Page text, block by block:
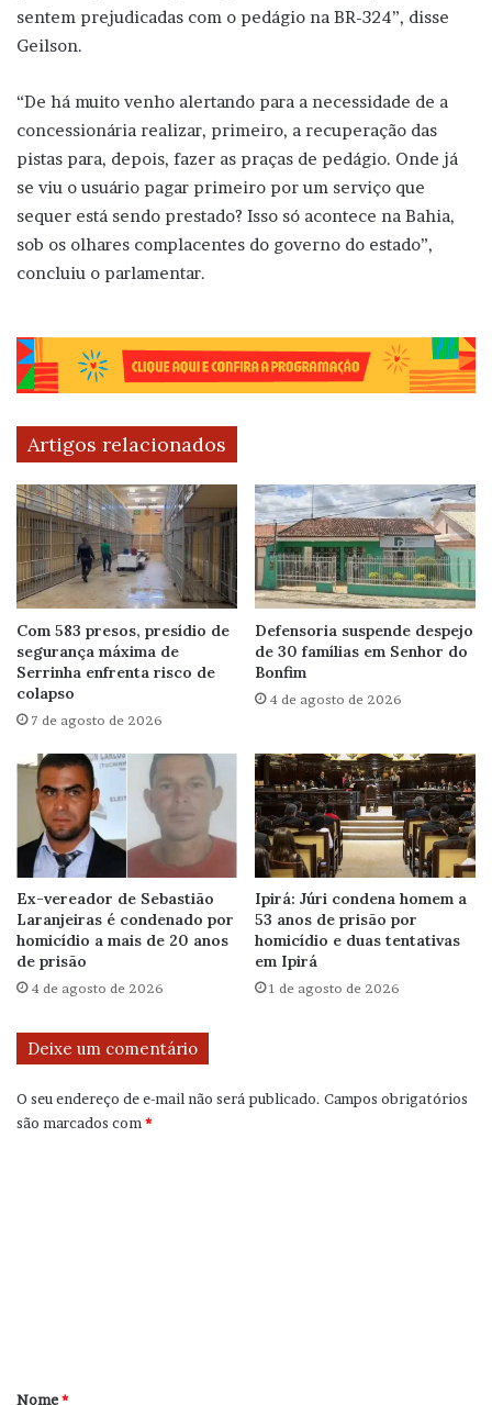
sentem prejudicadas com o pedágio na BR-324”, disse
Geilson.
“De há muito venho alertando para a necessidade de a
concessionária realizar, primeiro, a recuperação das
pistas para, depois, fazer as praças de pedágio. Onde já
se viu o usuário pagar primeiro por um serviço que
sequer está sendo prestado? Isso só acontece na Bahia,
sob os olhares complacentes do governo do estado”,
concluiu o parlamentar.
Artigos relacionados
Com 583 presos, presídio de
segurança máxima de
Serrinha enfrenta risco de
colapso
7 de agosto de 2026
Defensoria suspende despejo
de 30 famílias em Senhor do
Bonfim
4 de agosto de 2026
Ex-vereador de Sebastião
Laranjeiras é condenado por
homicídio a mais de 20 anos
de prisão
4 de agosto de 2026
Ipirá: Júri condena homem a
53 anos de prisão por
homicídio e duas tentativas
em Ipirá
1 de agosto de 2026
Deixe um comentário
O seu endereço de e-mail não será publicado. Campos obrigatórios
são marcados com*
r
Nome*